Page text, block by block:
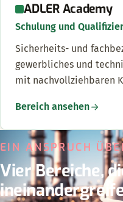
ADLER Academy
Schulung und
Sicherheits- und
gewerbliches und
mit nachvollziehbaren
Bereich ansehen
EIN ANSPRUCH
Vier Bereiche,